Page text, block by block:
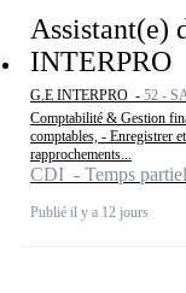
Assistant(e)
INTERPRO
G.E INTERPRO - 52 -
Comptabilité & Gestion
comptables, - Enregistrer
rapprochements...
CDI - Temps partiel
Publié il y a 12 jours